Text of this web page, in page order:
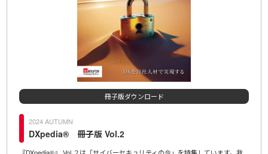
冊子版ダウンロード
2024 AUTUMN
DXpedia® 冊子版 Vol.2